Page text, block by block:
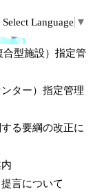
Select Language ▼
型施設）指定管
ター）指定管理
る要綱の改正に
言について